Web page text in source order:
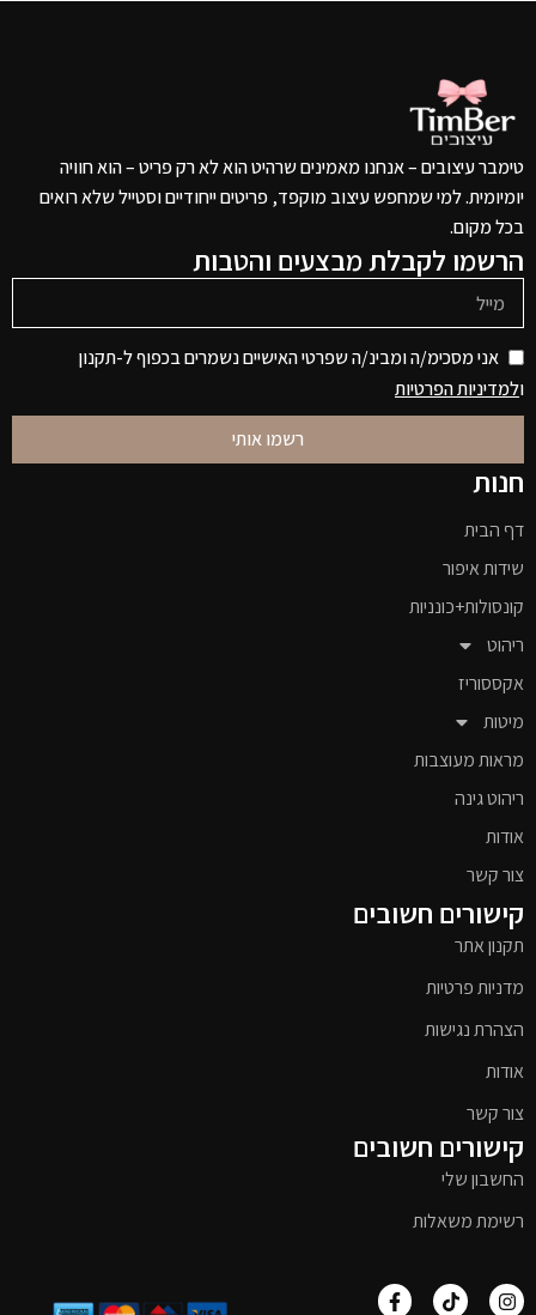
טימבר עיצובים – אנחנו מאמינים שרהיט הוא לא רק פריט – הוא חוויה
יומיומית. למי שמחפש עיצוב מוקפד, פריטים ייחודיים וסטייל שלא רואים
בכל מקום.
הרשמו לקבלת מבצעים והטבות
אני מסכימ/ה ומבינ/ה שפרטי האישיים נשמרים בכפוף ל-תקנון
ולמדיניות הפרטיות
רשמו אותי
חנות
דף הבית
שידות איפור
קונסולות+כונניות
ריהוט
אקססוריז
מיטות
מראות מעוצבות
ריהוט גינה
אודות
צור קשר
קישורים חשובים
תקנון אתר
מדניות פרטיות
הצהרת נגישות
אודות
צור קשר
קישורים חשובים
החשבון שלי
רשימת משאלות